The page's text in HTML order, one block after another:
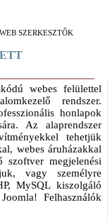
SZERKESZTŐK
webes felülettel
rendszer.
honlapok
Az alaprendszer
tehetjük
webes áruházakkal
szoftver megjelenési
vagy személyre
MySQL kiszolgáló
Felhasználók